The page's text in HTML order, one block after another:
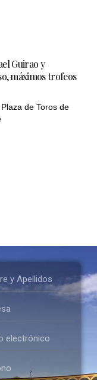
Guirao y
máximos trofeos
de Toros de